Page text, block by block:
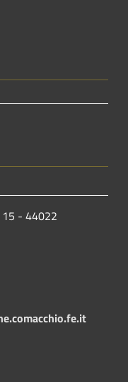
15 - 44022